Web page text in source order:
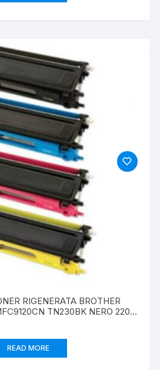
RIGENERATA BROTHER
NERO 2200
READ MORE